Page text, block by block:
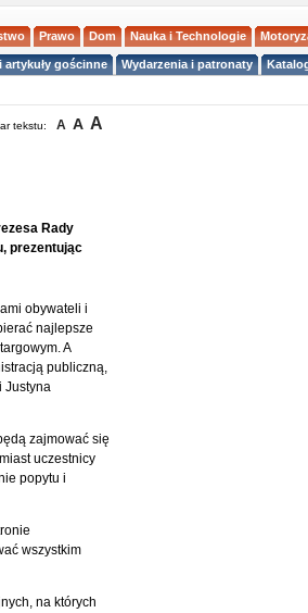
Prawo Dom Nauka i Technologie
artykuły gościnne Wydarzenia i patronaty
tekstu: A A A
Rady
prezentując
obywateli i
najlepsze
A
publiczną,
Justyna
zajmować się
uczestnicy
popytu i
wszystkim
na których